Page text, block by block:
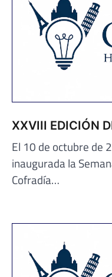
XXVIII EDICIÓN
El 10 de octubre de
inaugurada la
Cofradía…